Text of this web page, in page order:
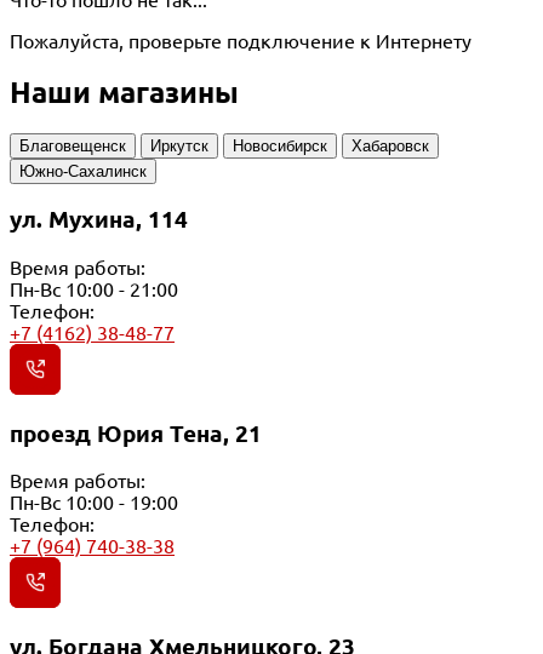
Пожалуйста, проверьте подключение к Интернету
Наши магазины
Благовещенск Иркутск Новосибирск
Хабаровск
Южно-Сахалинск
ул. Мухина, 114
Время работы:
Пн-Вс 10:00 - 21:00
Телефон:
+7 (4162) 38-48-77
проезд Юрия Тена, 21
Время работы:
Пн-Вс 10:00 - 19:00
Телефон:
+7 (964) 740-38-38
ул. Богдана Хмельницкого, 23